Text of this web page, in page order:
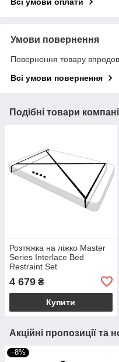
Умови повернення
Повернення товару
Всі умови повернення
Подібні товари
Розтяжка на ліжко Master
Series Interlace Bed
Restraint Set
4 679 ₴
Купити
Акційні пропозиції та
–8%